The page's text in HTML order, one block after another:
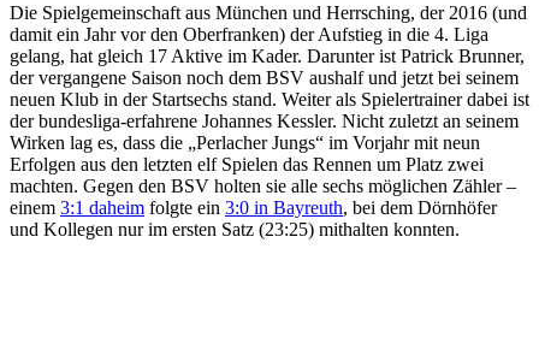
Die Spielgemeinschaft aus München und Herrsching, der 2016 (und
damit ein Jahr vor den Oberfranken) der Aufstieg in die 4. Liga
gelang, hat gleich 17 Aktive im Kader. Darunter ist Patrick Brunner,
der vergangene Saison noch dem BSV aushalf und jetzt bei seinem
neuen Klub in der Startsechs stand. Weiter als Spielertrainer dabei ist
der bundesliga-erfahrene Johannes Kessler. Nicht zuletzt an seinem
Wirken lag es, dass die „Perlacher Jungs“ im Vorjahr mit neun
Erfolgen aus den letzten elf Spielen das Rennen um Platz zwei
machten. Gegen den BSV holten sie alle sechs möglichen Zähler –
einem 3:1 daheim folgte ein 3:0 in Bayreuth, bei dem Dörnhöfer
und Kollegen nur im ersten Satz (23:25) mithalten konnten.